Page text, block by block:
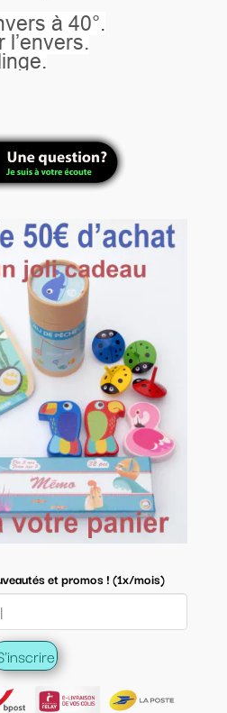
et promos ! (1x/mois)
à 40°.
l’envers.